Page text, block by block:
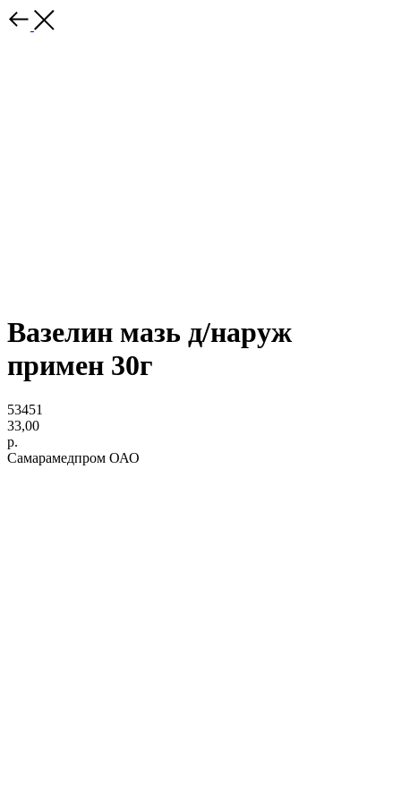
Вазелин мазь д/наруж
примен 30г
53451
33,00
р.
Самарамедпром ОАО